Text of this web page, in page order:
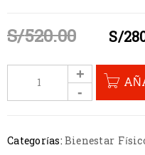
S/520.00 S/
Categorías:Bienestar